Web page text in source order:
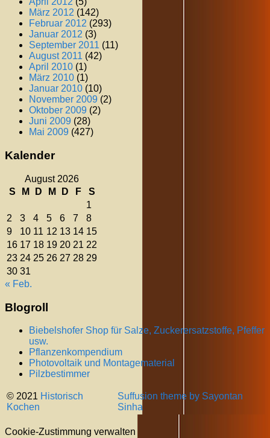
März 2012 (142)
Februar 2012 (293)
Januar 2012 (3)
September 2011 (11)
August 2011 (42)
April 2010 (1)
März 2010 (1)
Januar 2010 (10)
November 2009 (2)
Oktober 2009 (2)
Juni 2009 (28)
Mai 2009 (427)
Kalender
August 2026
S
M D M D F
S
1
2
3 4 5 6 7
8
9
10 11 12 13 14 15
16 17 18 19 20 21 22
23 24 25 26 27 28 29
30 31
« Feb.
Blogroll
Biebelshofer Shop für Salze, Zuckerersatzstoffe, Pfeffer
usw.
Pflanzenkompendium
Photovoltaik und Montagematerial
Pilzbestimmer
© 2021 Historisch
Kochen
Suffusion theme by Sayontan
Sinha
Cookie-Zustimmung verwalten